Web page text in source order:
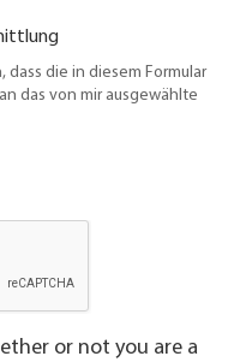
die in diesem Formular
das von mir ausgewählte
or not you are a